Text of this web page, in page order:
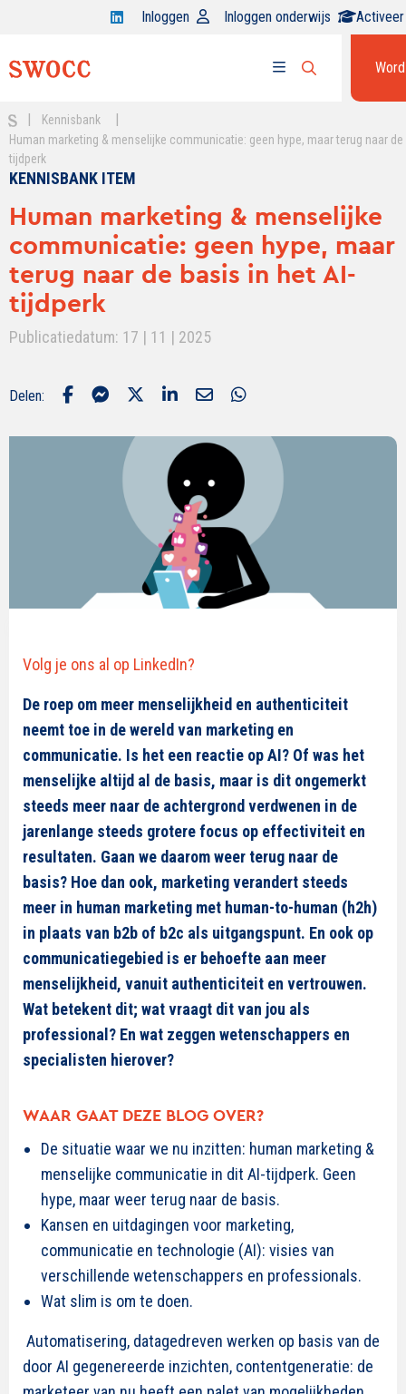
OpenInloggen Inloggen onderwijs
Open
zoekbalk
Kennisbank
Human marketing & menselijke communicatie: geen hype, maar terug naar
tijdperk
KENNISBANK ITEM
Human marketing & menselijke
communicatie: geen hype, maar
terug naar de basis in het AI-
tijdperk
Publicatiedatum: 17 | 11 | 2025
Delen:
Volg je ons al op LinkedIn?
De roep om meer menselijkheid en authenticiteit
neemt toe in de wereld van marketing en
communicatie. Is het een reactie op AI? Of was het
menselijke altijd al de basis, maar is dit ongemerkt
steeds meer naar de achtergrond verdwenen in de
jarenlange steeds groterefocus op effectiviteit en
resultaten. Gaan we daaromweer terug naar de
basis? Hoe dan ook, marketing verandert steeds
meer in human marketing met human-to-human (h2h)
in plaats van b2b of b2c als uitgangspunt. En ook op
communicatiegebied is er behoefte aan meer
menselijkheid, vanuit authenticiteit en vertrouwen.
Wat betekent dit; wat vraagt dit van jou als
professional? En wat zeggen wetenschappers en
specialisten hierover?
WAAR GAAT DEZE BLOG OVER?
De situatie waar we nu inzitten: human marketing &
menselijke communicatie in dit AI-tijdperk. Geen
hype, maar weer terug naar de basis.
Kansen en uitdagingen voor marketing,
communicatie en technologie (AI): visies van
verschillende wetenschappers en professionals.
Wat slim is om te doen.
Automatisering, datagedreven werken op basis van de
door AI gegenereerde inzichten, contentgeneratie: de